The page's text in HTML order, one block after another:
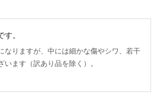
。
なりますが、中には細かな傷やシワ、若干
ます（訳あり品を除く）。